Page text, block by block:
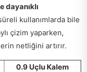
dayanıklı
kullanımlarda bile
çizim yaparken,
netliğini artırır.
0.9 Uçlu Kalem